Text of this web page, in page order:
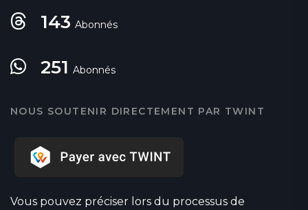
143 Abonnés
251 Abonnés
NOUS SOUTENIR DIRECTEMENT PAR TWINT
Vous pouvez préciser lors du processus de